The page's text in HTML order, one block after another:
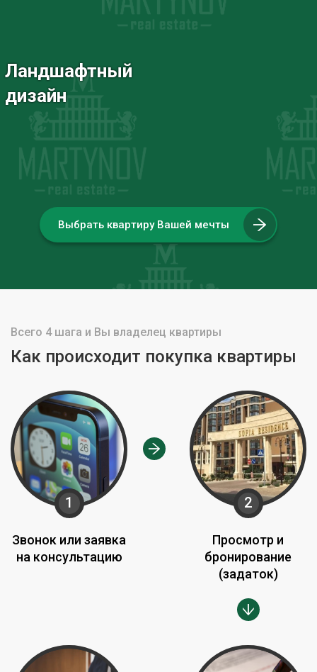
Ландшафтный
дизайн
Выбрать квартиру Вашей мечты
Всего 4 шага и Вы владелец квартиры
Как происходит покупка квартиры
1
Звонок или заявка
на консультацию
2
Просмотр и
бронирование
(задаток)